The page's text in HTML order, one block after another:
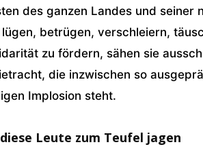
des ganzen Landes und seiner
lügen, betrügen, verschleiern,
zu fördern, sähen sie
die inzwischen so
Implosion steht.
Leute zum Teufel jagen